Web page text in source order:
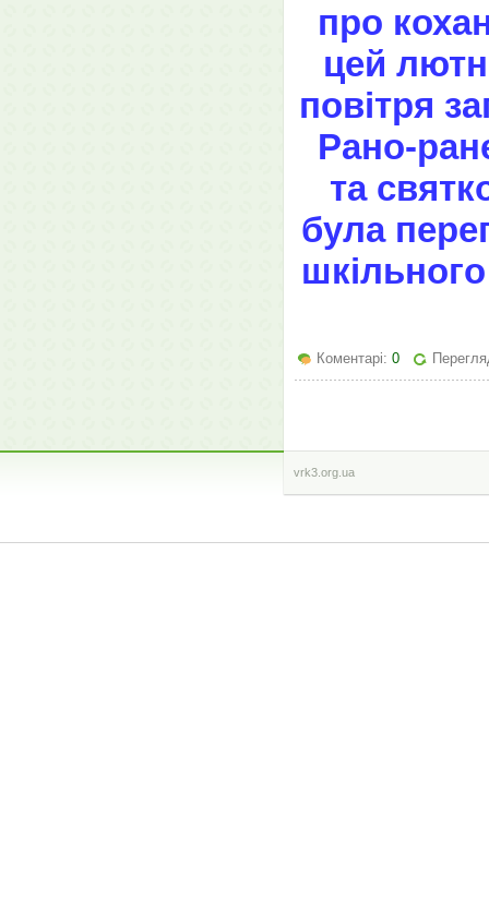
про
цей
повітря
Рано-
та
була
Коментарі: 0
vrk3.org.ua